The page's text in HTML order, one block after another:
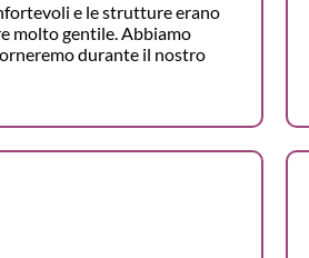
e le strutture erano
molto gentile. Abbiamo
durante il nostro